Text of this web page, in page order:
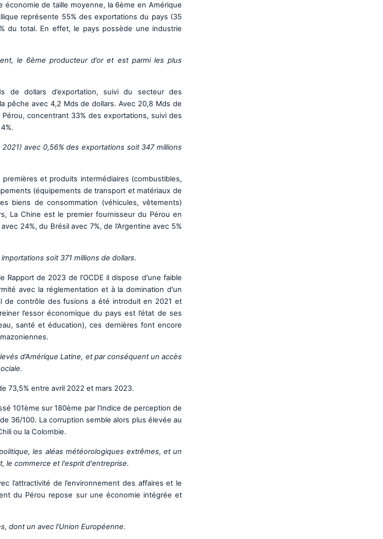
de taille moyenne, la 6ème en Amérique
représente 55% des exportations du pays (35
du total. En effet, le pays possède une industrie
le 6ème producteur d’or et est parmi les plus
de dollars d’exportation, suivi du secteur des
pêche avec 4,2 Mds de dollars. Avec 20,8 Mds de
concentrant 33% des exportations, suivi des
avec 0,56% des exportations soit 347 millions
et produits intermédiaires (combustibles,
(équipements de transport et matériaux de
biens de consommation (véhicules, vêtements)
La Chine est le premier fournisseur du Pérou en
24%, du Brésil avec 7%, de l’Argentine avec 5%
soit 371 millions de dollars.
de 2023 de l’OCDE il dispose d'une faible
avec la réglementation et à la domination d'un
de contrôle des fusions a été introduit en 2021 et
l’essor économique du pays est l’état de ses
santé et éducation), ces dernières font encore
d’Amérique Latine, et par conséquent un accès
73,5% entre avril 2022 et mars 2023.
101ème sur 180ème par l’Indice de perception de
36/100. La corruption semble alors plus élevée au
ou la Colombie.
les aléas météorologiques extrêmes, et un
le commerce et l'esprit d'entreprise.
l’attractivité de l’environnement des affaires et le
du Pérou repose sur une économie intégrée et
dont un avec l’Union Européenne.